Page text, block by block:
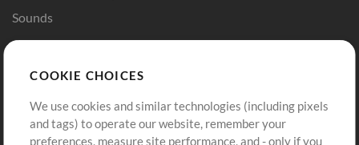
Sounds
Buy Credits
Free Content
Request a Song
Sign Up
View cart
COOKIE CHOICES
We use cookies and similar technologies (including pixels
and tags) to operate our website, remember your
preferences, measure site performance, and - only if you